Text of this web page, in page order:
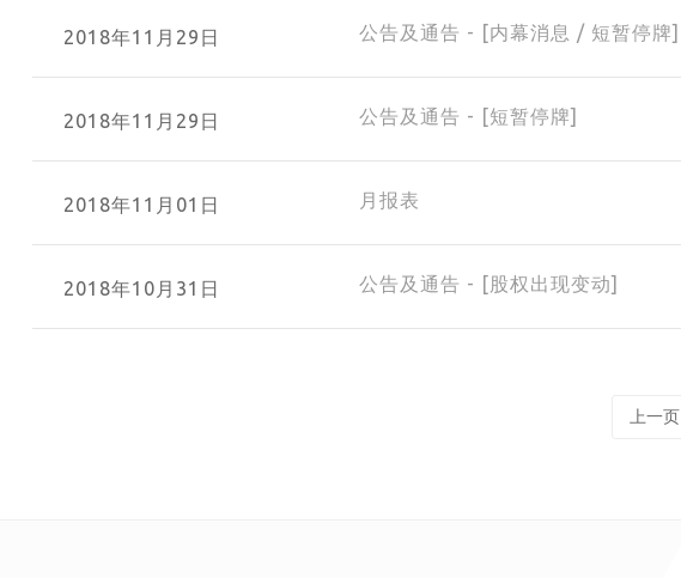
2018年11月29日 公告及通告 - [内幕消息 / 短暂停牌]
2018年11月29日 公告及通告 - [短暂停牌]
2018年11月01日 月报表
2018年10月31日 公告及通告 - [股权出现变动]
上一页